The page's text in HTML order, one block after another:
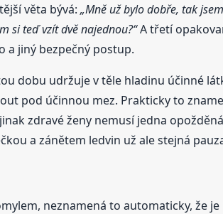
věta bývá: „Mně už bylo dobře, tak
si teď vzít dvě najednou?“A třetí
a jiný bezpečný postup.
dobu udržuje v těle hladinu účinné
pod účinnou mez. Prakticky to
zdravé ženy nemusí jedna
a zánětem ledvin už ale stejná
neznamená to automaticky, že